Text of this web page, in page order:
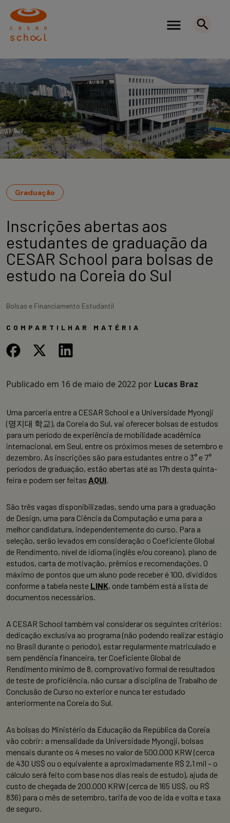
Graduação
Inscrições abertas aos
estudantes de graduação da
CESAR School para bolsas de
estudo na Coreia do Sul
Bolsas e Financiamento Estudantil
COMPARTILHAR MATÉRIA
Publicado em 16 de maio de 2022 por Lucas Braz
Uma parceria entre a CESAR School e a Universidade Myongji
(명지대 학교), da Coreia do Sul, vai oferecer bolsas de estudos
para um período de experiência de mobilidade acadêmica
internacional, em Seul, entre os próximos meses de setembro e
dezembro. As inscrições são para estudantes entre o 3° e 7°
períodos de graduação, estão abertas até as 17h desta quinta-
feira e podem ser feitas AQUI.
São três vagas disponibilizadas, sendo uma para a graduação
de Design, uma para Ciência da Computação e uma para a
melhor candidatura, independentemente do curso. Para a
seleção, serão levados em consideração o Coeficiente Global
de Rendimento, nível de idioma (inglês e/ou coreano), plano de
estudos, carta de motivação, prêmios e recomendações. O
máximo de pontos que um aluno pode receber é 100, divididos
conforme a tabela neste LINK, onde também está a lista de
documentos necessários.
A CESAR School também vai considerar os seguintes critérios:
dedicação exclusiva ao programa (não podendo realizar estágio
no Brasil durante o período), estar regularmente matriculado e
sem pendência financeira, ter Coeficiente Global de
Rendimento mínimo de 8, comprovativo formal de resultados
de teste de proficiência, não cursar a disciplina de Trabalho de
Conclusão de Curso no exterior e nunca ter estudado
anteriormente na Coreia do Sul.
As bolsas do Ministério da Educação da República da Coreia
vão cobrir: a mensalidade da Universidade Myongji, bolsas
mensais durante os 4 meses no valor de 500.000 KRW (cerca
de 430 US$ ou o equivalente a aproximadamente R$ 2,1 mil – o
cálculo será feito com base nos dias reais de estudo), ajuda de
custo de chegada de 200.000 KRW (cerca de 165 US$, ou R$
836) para o mês de setembro, tarifa de voo de ida e volta e taxa
de seguro.